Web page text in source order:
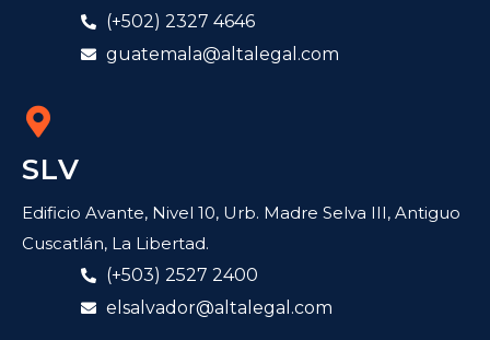
(+502) 2327 4646
guatemala@altalegal.com
SLV
Edificio Avante, Nivel 10, Urb. Madre Selva III, Antiguo
Cuscatlán, La Libertad.
(+503) 2527 2400
elsalvador@altalegal.com